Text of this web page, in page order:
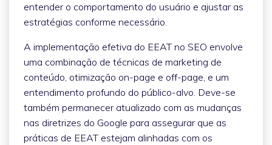
entender o comportamento do usuário e ajustar as
estratégias conforme necessário.
A implementação efetiva do EEAT no SEO envolve
uma combinação de técnicas de marketing de
conteúdo, otimização on-page e off-page, e um
entendimento profundo do público-alvo. Deve-se
também permanecer atualizado com as mudanças
nas diretrizes do Google para assegurar que as
práticas de EEAT estejam alinhadas com os